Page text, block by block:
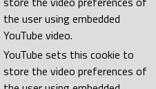
the user using embedded
YouTube video.
YouTube sets this cookie to
store the video preferences of